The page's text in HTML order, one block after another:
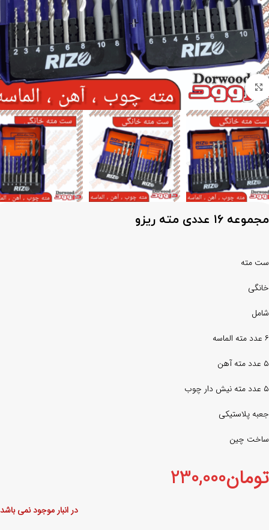
برای بزرگنمایی کلیک کنید
مجموعه ۱۶ عددی مته ریزو
ست مته
خانگی
شامل
۶ عدد مته الماسه
۵ عدد مته آهن
۵ عدد مته نیش دار چوب
جعبه پلاستیکی
ساخت چین
تومان230,000
در انبار موجود نمی باشد